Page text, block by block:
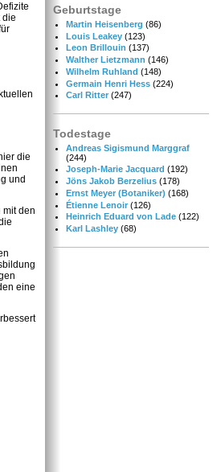
die
die
und
mit den
eine
Geburtstage
Martin Heisenberg (86)
Louis Leakey (123)
Leon Brillouin (137)
Walther Lietzmann (146)
Wilhelm Ruhland (148)
Germain Henri Hess (224)
Carl Ritter (247)
Todestage
Andreas Sigismund Marggraf
(244)
Joseph-Marie Jacquard (192)
Jöns Jakob Berzelius (178)
Ernst Meyer (Botaniker) (168)
Étienne Lenoir (126)
Heinrich Eduard von Lade (122)
Karl Lashley (68)